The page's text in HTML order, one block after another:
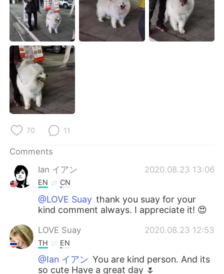
Français Deutsch
日本語 한국어
Русский
Indonesia
Türkçe
Português
70 11
Comments
Ian イアン
2020.08.23 13:06
EN CN
@LOVE Suay thank you suay for your
kind comment always. I appreciate it! 😍
LOVE Suay 2020.08.23 12:53
TH EN
@Ian イアン You are kind person. And its
so cute Have a great day 🌷